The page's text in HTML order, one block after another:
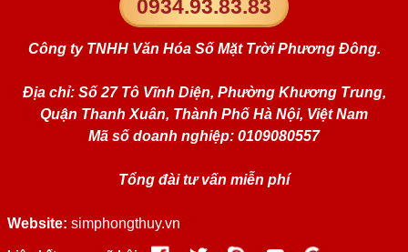
Website: simphongthuy.vn
0934.93.83.83
Công ty TNHH Văn Hóa Số Mặt Trời Phương Đông.
Địa chỉ: Số 27 Tô Vĩnh Diện, Phường Khương Trung,
Quận Thanh Xuân, Thành Phố Hà Nội, Việt Nam
Mã số doanh nghiệp: 0109080557
Tổng đài tư vấn miễn phí